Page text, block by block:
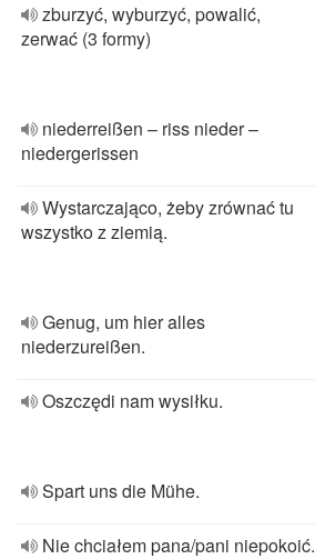
zburzyć, wyburzyć, powalić,
zerwać (3 formy)
niederreißen – riss nieder –
niedergerissen
Wystarczająco, żeby zrównać tu
wszystko z ziemią.
Genug, um hier alles
niederzureißen.
Oszczędi nam wysiłku.
Spart uns die Mühe.
Nie chciałem pana/pani niepokoić.